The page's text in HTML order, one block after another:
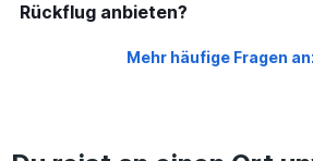
Rückflug anbieten?
Mehr häufige Fragen